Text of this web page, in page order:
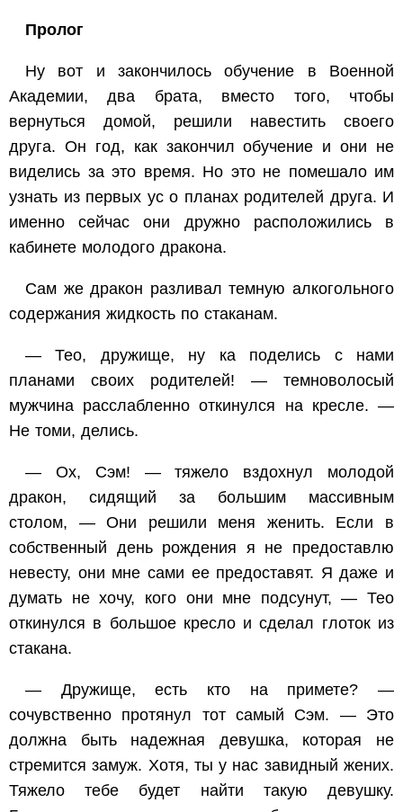
Пролог
Ну вот и закончилось обучение в Военной
Академии, два брата, вместо того, чтобы
вернуться домой, решили навестить своего
друга. Он год, как закончил обучение и они не
виделись за это время. Но это не помешало им
узнать из первых ус о планах родителей друга. И
именно сейчас они дружно расположились в
кабинете молодого дракона.
Сам же дракон разливал темную алкогольного
содержания жидкость по стаканам.
— Тео, дружище, ну ка поделись с нами
планами своих родителей! — темноволосый
мужчина расслабленно откинулся на кресле. —
Не томи, делись.
— Ох, Сэм! — тяжело вздохнул молодой
дракон, сидящий за большим массивным
столом, — Они решили меня женить. Если в
собственный день рождения я не предоставлю
невесту, они мне сами ее предоставят. Я даже и
думать не хочу, кого они мне подсунут, — Тео
откинулся в большое кресло и сделал глоток из
стакана.
— Дружище, есть кто на примете? —
сочувственно протянул тот самый Сэм. — Это
должна быть надежная девушка, которая не
стремится замуж. Хотя, ты у нас завидный жених.
Тяжело тебе будет найти такую девушку.